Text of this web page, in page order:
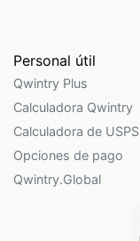
Personal útil
Qwintry Plus
Calculadora Qwintry
Calculadora de USPS
Opciones de pago
Qwintry.Global